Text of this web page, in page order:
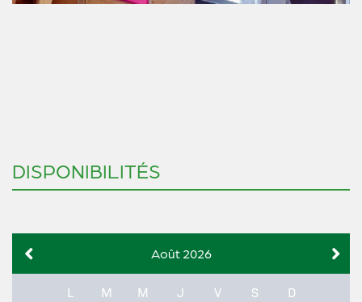
DISPONIBILITÉS
Août 2026
L M M J V S D